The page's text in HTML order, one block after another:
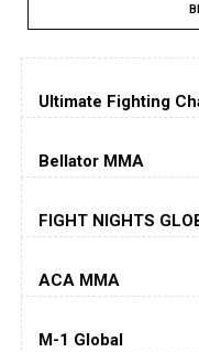
Тайрон
Tyron
(19-5-1, 0)
Дастин
(26-6-0, 1)
Jorge
Колби
Ultimate Fighting
Bellator MMA
FIGHT NIGHTS
ACA MMA
M-1 Global